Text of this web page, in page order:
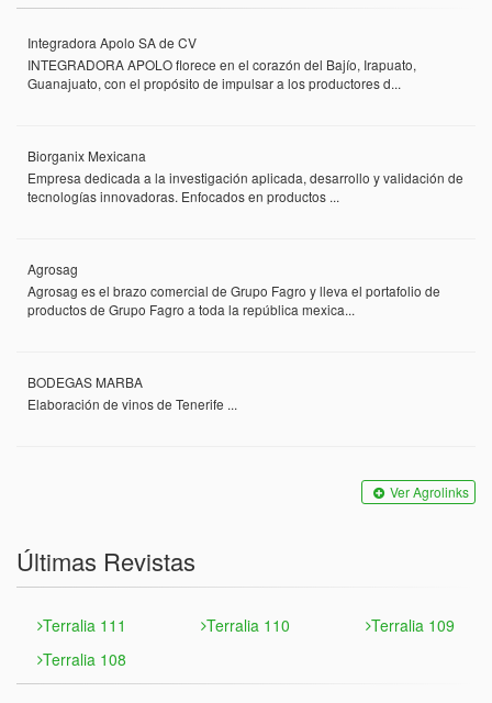
Integradora Apolo SA de CV
INTEGRADORA APOLO florece en el corazón del Bajío, Irapuato,
Guanajuato, con el propósito de impulsar a los productores d...
Biorganix Mexicana
Empresa dedicada a la investigación aplicada, desarrollo y validación de
tecnologías innovadoras. Enfocados en productos ...
Agrosag
Agrosag es el brazo comercial de Grupo Fagro y lleva el portafolio de
productos de Grupo Fagro a toda la república mexica...
BODEGAS MARBA
Elaboración de vinos de Tenerife ...
Ver Agrolinks
Últimas Revistas
Terralia 111 Terralia 110
Terralia 109
Terralia 108